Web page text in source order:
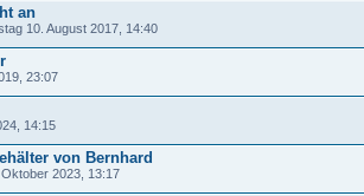
an
10. August 2017, 14:40
23:07
14:15
von Bernhard
2023, 13:17